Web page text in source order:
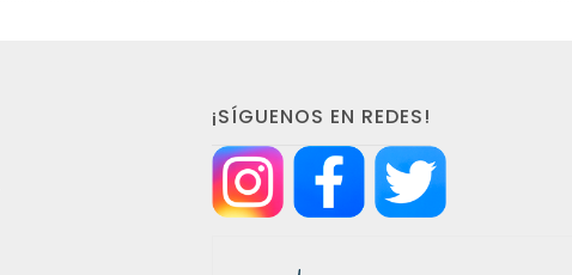
¡SÍGUENOS EN REDES!